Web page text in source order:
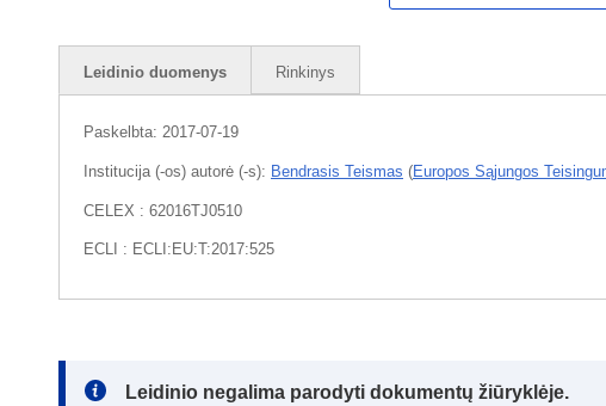
Leidinio duomenys Rinkinys
Paskelbta: 2017-07-19
Institucija (-os) autorė (-s): Bendrasis Teismas (Europos Sąjungos
CELEX : 62016TJ0510
ECLI : ECLI:EU:T:2017:525
Note:
Leidinio negalima parodyti dokumentų žiūryklėje.